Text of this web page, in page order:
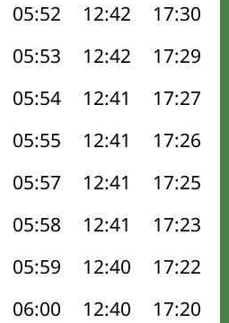
05:52 12:42 17:30
05:53 12:42 17:29
05:54 12:41 17:27
05:55 12:41 17:26
05:57 12:41 17:25
05:58 12:41 17:23
05:59 12:40 17:22
06:00 12:40 17:20